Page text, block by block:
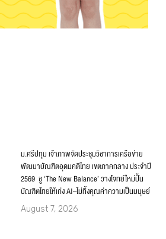
ม.ศรีปทุม เจ้าภาพจัดประชุมวิชาการเครือข่าย
พัฒนาบัณฑิตอุดมคติไทย เขตภาคกลาง ประจำปี
2569 ชู ‘The New Balance’ วางโจทย์ใหม่ปั้น
บัณฑิตไทยให้เก่ง AI–ไม่ทิ้งคุณค่าความเป็นมนุษย์
August 7, 2026